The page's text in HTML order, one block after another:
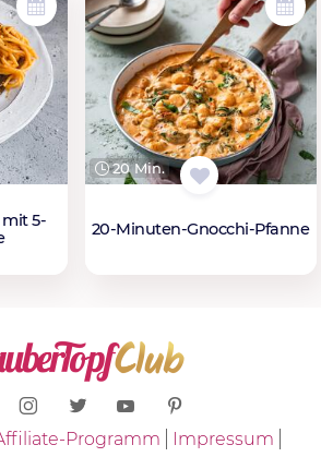
5-
20 Min.
20-Minuten-Gnocchi-Pfanne
Programm Impressum